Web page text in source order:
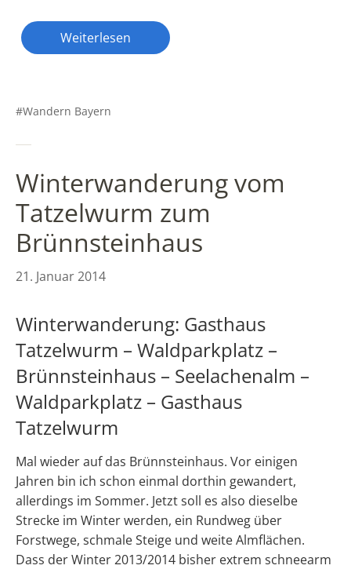
Weiterlesen
Wandern Bayern
Winterwanderung vom
Tatzelwurm zum
Brünnsteinhaus
21. Januar 2014
Winterwanderung: Gasthaus
Tatzelwurm – Waldparkplatz –
Brünnsteinhaus – Seelachenalm –
Waldparkplatz – Gasthaus
Tatzelwurm
Mal wieder auf das Brünnsteinhaus. Vor einigen
Jahren bin ich schon einmal dorthin gewandert,
allerdings im Sommer. Jetzt soll es also dieselbe
Strecke im Winter werden, ein Rundweg über
Forstwege, schmale Steige und weite Almflächen.
Dass der Winter 2013/2014 bisher extrem schneearm